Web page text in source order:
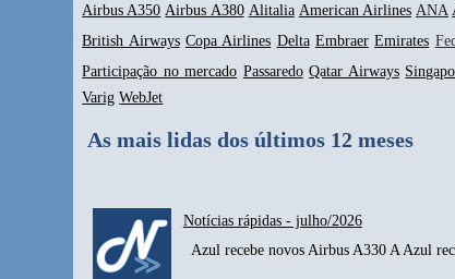
Airbus A350 Airbus A380 Alitalia American Airlines ANA
British Airways Copa Airlines Delta Embraer Emirates
Participação no mercado Passaredo Qatar Airways
Varig WebJet
As mais lidas dos últimos 12 meses
Notícias rápidas - julho/2026
Azul recebe novos Airbus A330 A Azul